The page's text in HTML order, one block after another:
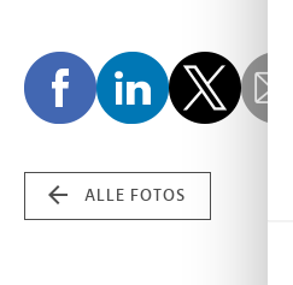
ALLE FOTOS